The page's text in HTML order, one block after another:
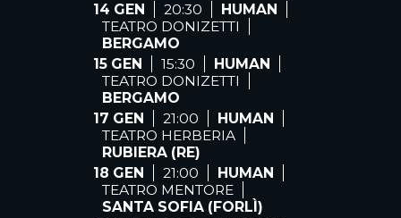
14 GEN
20:30
HUMAN
TEATRO DONIZETTI
BERGAMO
15 GEN
15:30
HUMAN
TEATRO DONIZETTI
BERGAMO
17 GEN
21:00
HUMAN
TEATRO HERBERIA
RUBIERA (RE)
18 GEN
21:00
HUMAN
TEATRO MENTORE
SANTA SOFIA (FORLÌ)